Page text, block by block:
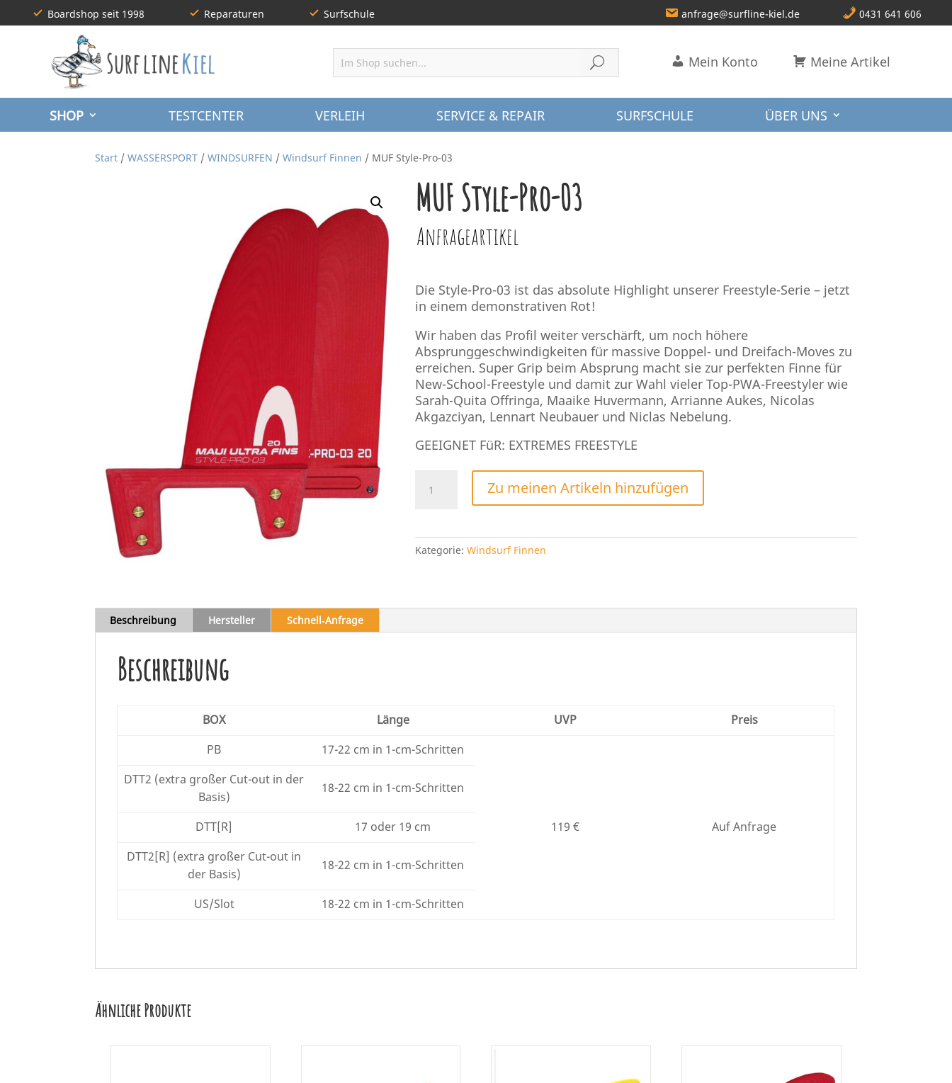
Boardshop seit 1998 Reparaturen Surfschule 0431 641 606
anfrage@surfline-kiel.de
Meine Artikel
Mein Konto
SHOP TESTCENTER VERLEIH SERVICE & REPAIR SURFSCHULE ÜBER UNS
Start /WASSERSPORT /WINDSURFEN /Windsurf Finnen / MUF Style-Pro-03
MUF Style-Pro-03
Anfrageartikel
Die Style-Pro-03 ist das absolute Highlight unserer Freestyle-Serie – jetzt
in einem demonstrativen Rot!
Wir haben das Profil weiter verschärft, um noch höhere
Absprunggeschwindigkeiten für massive Doppel- und Dreifach-Moves zu
erreichen. Super Grip beim Absprung macht sie zur perfekten Finne für
New-School-Freestyle und damit zur Wahl vieler Top-PWA-Freestyler wie
Sarah-Quita Offringa, Maaike Huvermann, Arrianne Aukes, Nicolas
Akgazciyan, Lennart Neubauer und Niclas Nebelung.
GEEIGNET FüR: EXTREMES FREESTYLE
Style-
Zu meinen Artikeln hinzufügen
Kategorie: Windsurf Finnen
Beschreibung Hersteller Schnell‑Anfrage
Beschreibung
BOX Länge UVP
Preis
PB
17-22 cm in 1-cm-Schritten
119 € Auf Anfrage
DTT2 (extra großer Cut-out in der
Basis)
18-22 cm in 1-cm-Schritten
DTT[R]
17 oder 19 cm
DTT2[R] (extra großer Cut-out in
der Basis)
18-22 cm in 1-cm-Schritten
US/Slot 18-22 cm in 1-cm-Schritten
Ähnliche Produkte